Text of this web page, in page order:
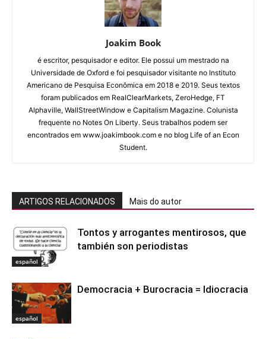
Joakim Book
é escritor, pesquisador e editor. Ele possui um mestrado na
Universidade de Oxford e foi pesquisador visitante no Instituto
Americano de Pesquisa Econômica em 2018 e 2019. Seus textos
foram publicados em RealClearMarkets, ZeroHedge, FT
Alphaville, WallStreetWindow e Capitalism Magazine. Colunista
frequente no Notes On Liberty. Seus trabalhos podem ser
encontrados em www.joakimbook.com e no blog Life of an Econ
Student.
ARTIGOS RELACIONADOS Mais do autor
español
Tontos y arrogantes mentirosos, que
también son periodistas
español
Democracia + Burocracia = Idiocracia